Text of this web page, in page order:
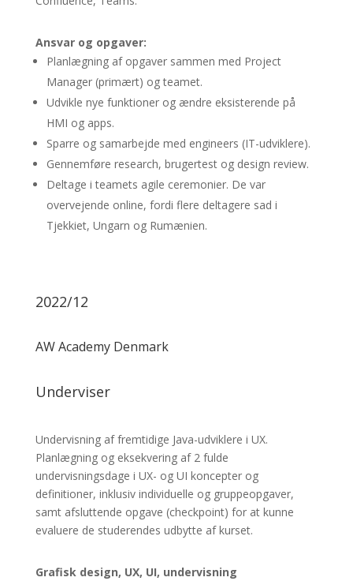
Ansvar og opgaver:
Planlægning af opgaver sammen med Project
Manager (primært) og teamet.
Udvikle nye funktioner og ændre eksisterende på
HMI og apps.
Sparre og samarbejde med engineers (IT-udviklere).
Gennemføre research, brugertest og design review.
Deltage i teamets agile ceremonier. De var
overvejende online, fordi flere deltagere sad i
Tjekkiet, Ungarn og Rumænien.
2022/12
AW Academy Denmark
Underviser
Undervisning af fremtidige Java-udviklere i UX.
Planlægning og eksekvering af 2 fulde
undervisningsdage i UX- og UI koncepter og
definitioner, inklusiv individuelle og gruppeopgaver,
samt afsluttende opgave (checkpoint) for at kunne
evaluere de studerendes udbytte af kurset.
Grafisk design, UX, UI, undervisning